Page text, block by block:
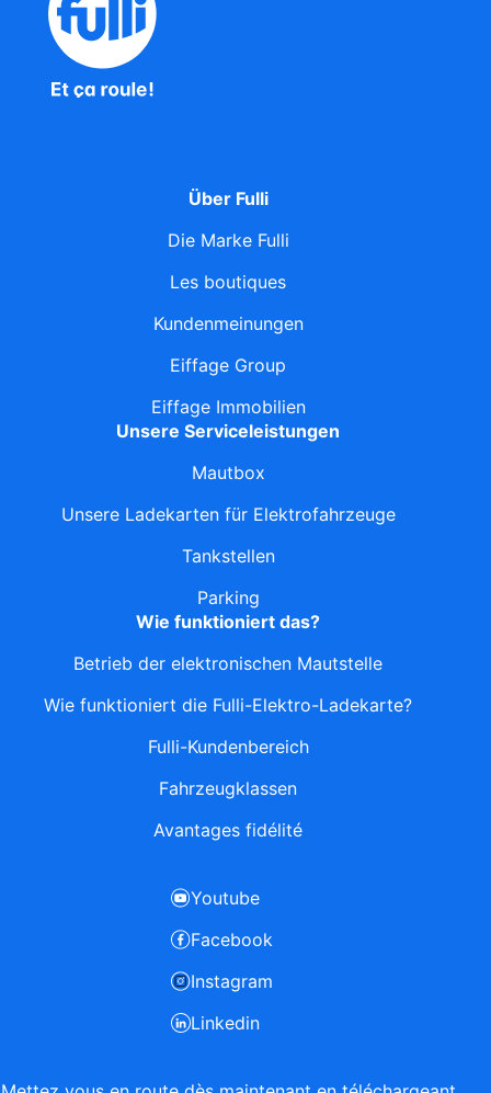
Über Fulli
Die Marke Fulli
Les boutiques
Kundenmeinungen
Eiffage Group
Eiffage Immobilien
Unsere Serviceleistungen
Mautbox
Unsere Ladekarten für Elektrofahrzeuge
Tankstellen
Parking
Wie funktioniert das?
Betrieb der elektronischen Mautstelle
Wie funktioniert die Fulli-Elektro-Ladekarte?
Fulli-Kundenbereich
Fahrzeugklassen
Avantages fidélité
Youtube
Facebook
Instagram
Linkedin